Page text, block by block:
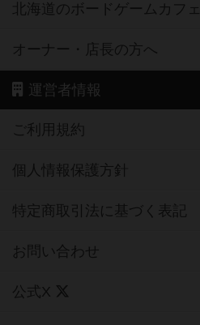
北海道のボードゲームカフェ
オーナー・店長の方へ
運営者情報
ご利用規約
個人情報保護方針
特定商取引法に基づく表記
お問い合わせ
公式X